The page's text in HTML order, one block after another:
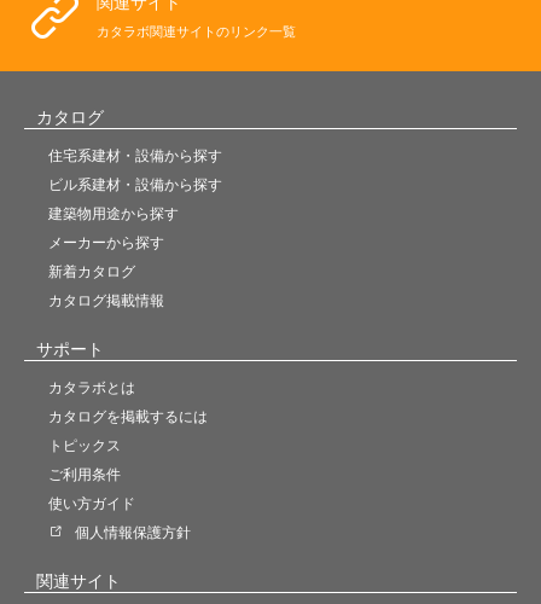
カタラボ関連サイトのリンク一覧
カタログ
住宅系建材・設備から探す
ビル系建材・設備から探す
建築物用途から探す
メーカーから探す
新着カタログ
カタログ掲載情報
サポート
カタラボとは
カタログを掲載するには
トピックス
ご利用条件
使い方ガイド
個人情報保護方針
関連サイト